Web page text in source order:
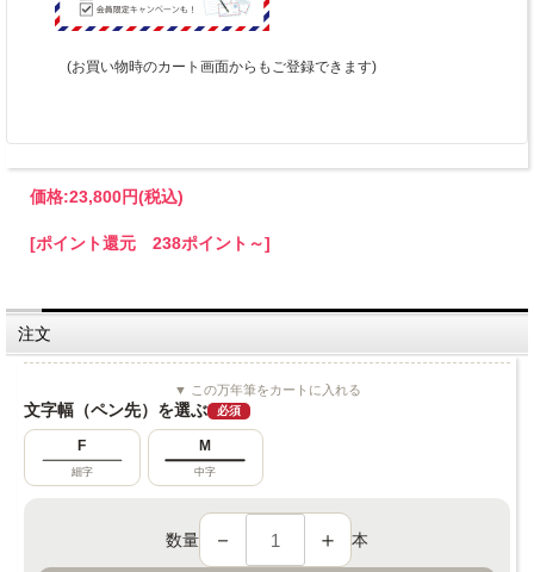
(お買い物時のカート画面からもご登録できます)
価格:23,800円(税込)
[ポイント還元 238ポイント～]
注文
▼ この万年筆をカートに入れる
文字幅（ペン先）を選ぶ 必須
F
細字
M
中字
数量 － ＋ 本